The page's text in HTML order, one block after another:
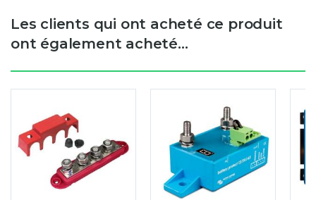
Les clients qui ont acheté ce produit
ont également acheté...